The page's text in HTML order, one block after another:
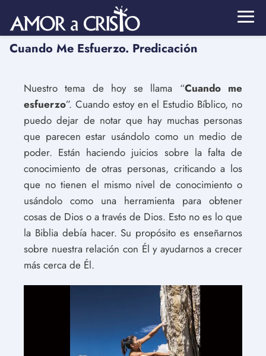
Cuando Me Esfuerzo. Predicación
Nuestro tema de hoy se llama “Cuando me
esfuerzo”. Cuando estoy en el Estudio Bíblico, no
puedo dejar de notar que hay muchas personas
que parecen estar usándolo como un medio de
poder. Están haciendo juicios sobre la falta de
conocimiento de otras personas, criticando a los
que no tienen el mismo nivel de conocimiento o
usándolo como una herramienta para obtener
cosas de Dios o a través de Dios. Esto no es lo que
la Biblia debía hacer. Su propósito es enseñarnos
sobre nuestra relación con Él y ayudarnos a crecer
más cerca de Él.